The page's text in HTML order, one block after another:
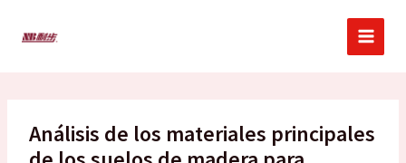
Análisis de los materiales principales